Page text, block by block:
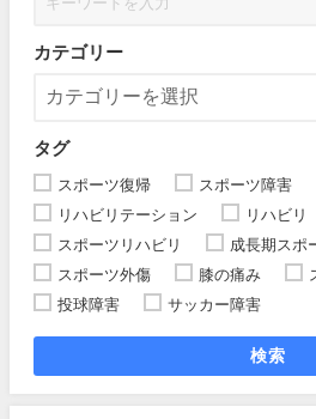
カテゴリー
タグ
スポーツ復帰
スポーツ障害
リハビリテーション
リハビリ
スポーツリハビリ
成長期スポ
スポーツ外傷
膝の痛み
投球障害
サッカー障害
検索